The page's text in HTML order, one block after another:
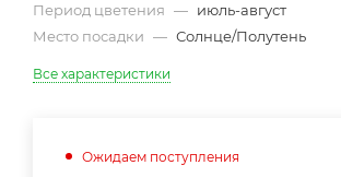
Период цветения — июль-август
Место посадки — Солнце/Полутень
Все характеристики
Ожидаем поступления